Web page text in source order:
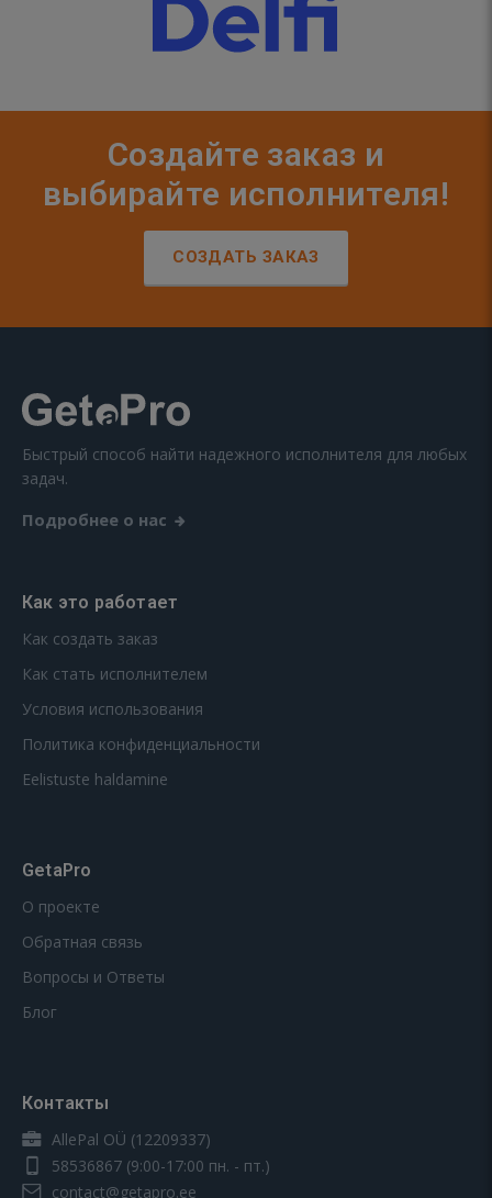
Создайте заказ и
выбирайте исполнителя!
СОЗДАТЬ ЗАКАЗ
Быстрый способ найти надежного исполнителя для любых
задач.
Подробнее о нас
Как это работает
Как создать заказ
Как стать исполнителем
Условия использования
Политика конфиденциальности
Eelistuste haldamine
GetaPro
О проекте
Обратная связь
Вопросы и Ответы
Блог
Контакты
AllePal OÜ (12209337)
58536867 (9:00-17:00 пн. - пт.)
contact@getapro.ee